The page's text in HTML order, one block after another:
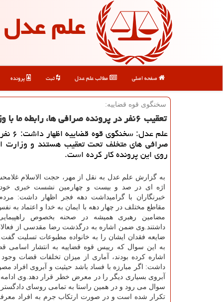
علم عدل
صفحه اصلی مطالب علم عدل ثبت پرونده
سخنگوی قوه قضاییه:
تعقیب ۶نفر در پرونده صرافی ها، رابطه ما با وزارت اطلاعات سرد نیست
علم عدل:
صرافی های متخلف تحت تعقیب هستند و وزارت
روی این پرونده كار كرده است.
به گزارش علم عدل به نقل از مهر، حجت الاسلام
اژه ای در صد و بیست و چهارمین نشست خبری خود
خبرنگاران با گرامیداشت دهه فجر اظهار داشت:
مقاطع مختلف در چهار دهه با ایمان به خدا و اعتماد به
مضامین رهبری همیشه در صحنه بخصوص
داشتند.وی ضمن اشاره به درگذشت رضا مقدسی از
ضایعه فقدان ایشان را به خانواده مطبوعات تسلیت
به این سوال كه رییس قوه قضاییه به انتشار اسامی
اشاره كرده بودند، آماری از میزان تخلفات قضات وجود
داشت: اگر مبارزه با فساد باشد حیثیت و آبروی افراد
آبروی بسیاری دیگر را در معرض خطر قرار دهد.وی
سوال می رود و در همین راستا به تمامی روسای
تكرار شده است و در صورت ارتكاب جرم به افراد معرفی